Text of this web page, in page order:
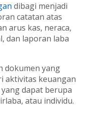
dibagi menjadi
catatan atas
arus kas, neraca,
dan laporan laba
dokumen yang
aktivitas keuangan
dapat berupa
atau individu.